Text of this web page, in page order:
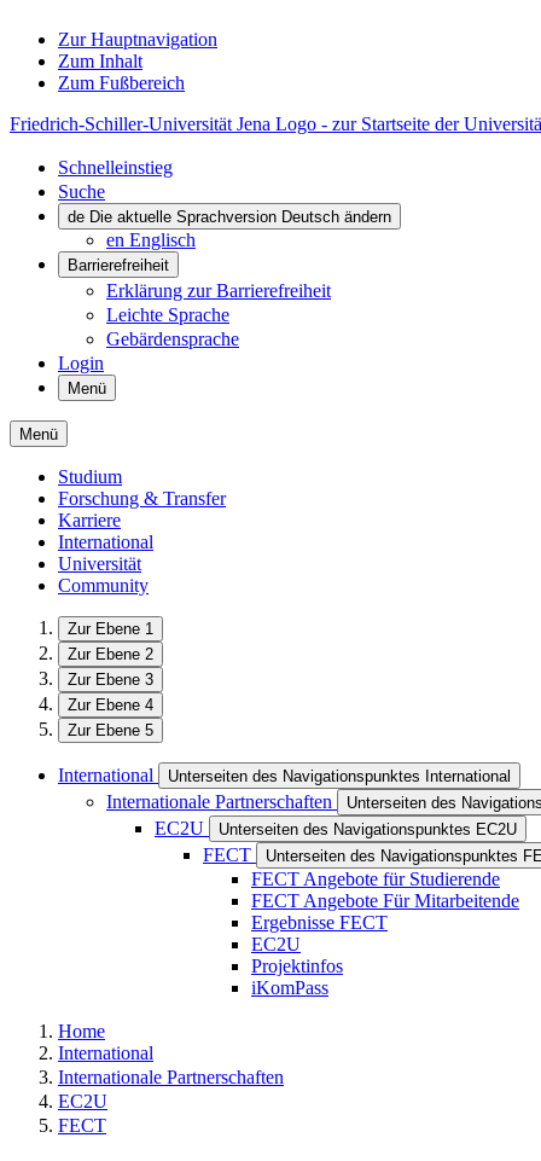
Zur Hauptnavigation
Zum Inhalt
Zum Fußbereich
Friedrich-Schiller-Universität Jena Logo - zur Startseite der
Schnelleinstieg
Suche
de Die aktuelle Sprachversion Deutsch ändern
en Englisch
Barrierefreiheit
Erklärung zur Barrierefreiheit
Leichte Sprache
Gebärdensprache
Login
Menü
Menü
Studium
Forschung & Transfer
Karriere
International
Universität
Community
Zur Ebene 1
Zur Ebene 2
Zur Ebene 3
Zur Ebene 4
Zur Ebene 5
International Unterseiten des Navigationspunktes International
Internationale Partnerschaften Unterseiten des
EC2U Unterseiten des Navigationspunktes EC2U
FECT Unterseiten des Navigationspunktes
FECT Angebote für Studierende
FECT Angebote Für Mitarbeitende
Ergebnisse FECT
EC2U
Projektinfos
iKomPass
Home
International
Internationale Partnerschaften
EC2U
FECT